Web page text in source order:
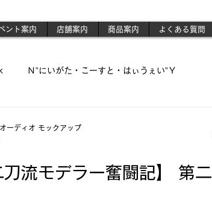
ント案内 店舗案内 商品案内 よくある質問
Ｎ”にいがた・こーすと・はぃうぇい”Ｙ
ラモが好きんがぁ～てぇ!!」
刀流モデラー奮闘記】 第二
ーディオ モックアップ